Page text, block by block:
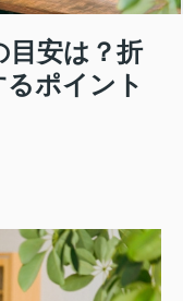
目安は？折
ポイント